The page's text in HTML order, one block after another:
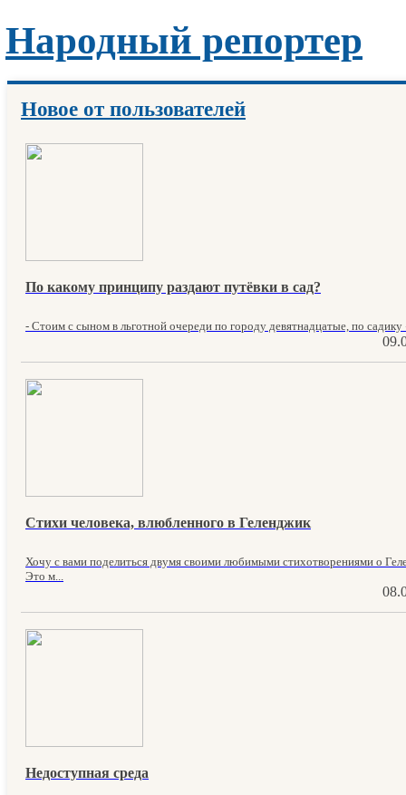
Народный репортер
Новое от пользователей
По какому принципу раздают путёвки в сад?
- Стоим с сыном в льготной очереди по городу девятнадцатые, по
Стихи человека, влюбленного в Геленджик
Хочу с вами поделиться двумя своими любимыми стихотворениями о
Это м...
Недоступная среда